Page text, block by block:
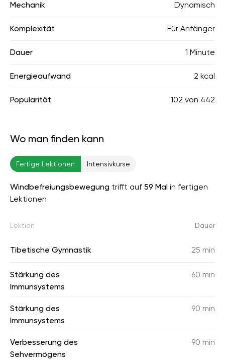
Mechanik Dynamisch
Komplexität Für Anfänger
Dauer 1 Minute
Energieaufwand 2 kcal
Popularität 102 von 442
Wo man finden kann
Fertige Lektionen Intensivkurse
Windbefreiungsbewegung trifft auf 59 Mal in fertigen
Lektionen
Lektion Dauer
Tibetische Gymnastik 25 min
Stärkung des
Immunsystems
60 min
Stärkung des
Immunsystems
90 min
Verbesserung des
Sehvermögens
90 min